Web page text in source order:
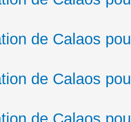
de Calaos
de Calaos